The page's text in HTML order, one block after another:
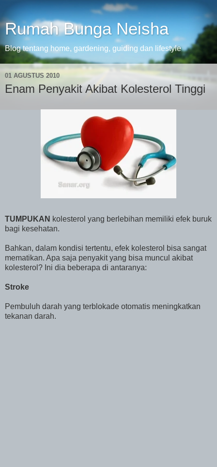
Rumah Bunga Neisha
Blog tentang home, gardening, guiding dan lifestyle
01 AGUSTUS 2010
Enam Penyakit Akibat Kolesterol Tinggi
TUMPUKAN kolesterol yang berlebihan memiliki efek buruk
bagi kesehatan.
Bahkan, dalam kondisi tertentu, efek kolesterol bisa sangat
mematikan. Apa saja penyakit yang bisa muncul akibat
kolesterol? Ini dia beberapa di antaranya:
Stroke
Pembuluh darah yang terblokade otomatis meningkatkan
tekanan darah.